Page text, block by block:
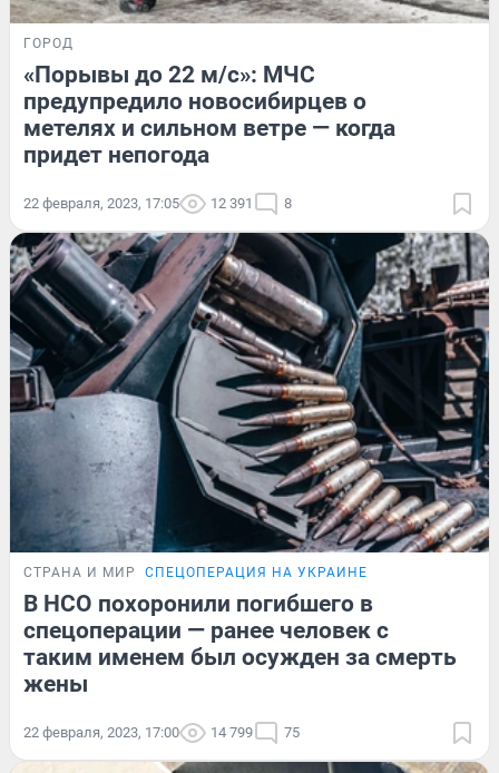
ГОРОД
«Порывы до 22 м/с»: МЧС
предупредило новосибирцев о
метелях и сильном ветре — когда
придет непогода
22 февраля, 2023, 17:05 12 391 8
СТРАНА И МИР СПЕЦОПЕРАЦИЯ НА УКРАИНЕ
В НСО похоронили погибшего в
спецоперации — ранее человек с
таким именем был осужден за смерть
жены
22 февраля, 2023, 17:00 14 799 75